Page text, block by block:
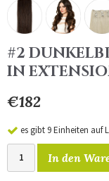
#2
IN
€182
es gibt 9 Einheiten auf
In den